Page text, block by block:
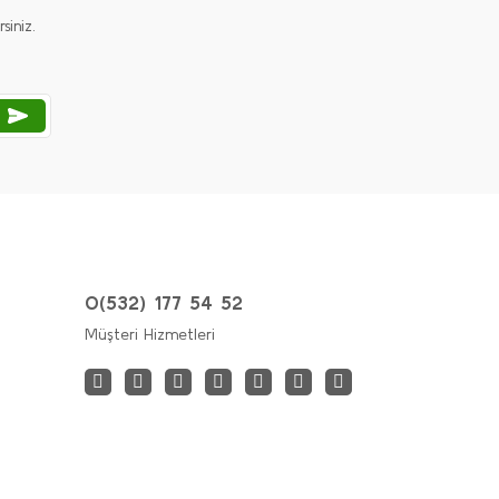
0(532) 177 54 52
Müşteri Hizmetleri